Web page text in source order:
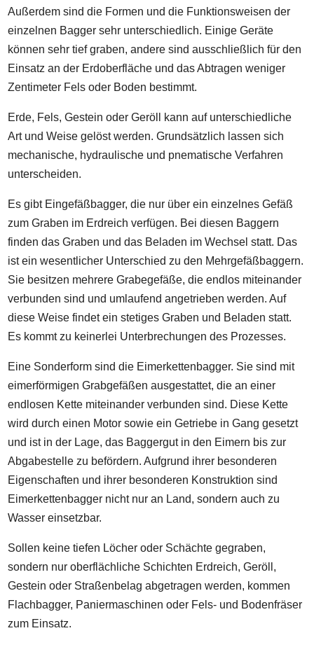
Außerdem sind die Formen und die Funktionsweisen der
einzelnen Bagger sehr unterschiedlich. Einige Geräte
können sehr tief graben, andere sind ausschließlich für den
Einsatz an der Erdoberfläche und das Abtragen weniger
Zentimeter Fels oder Boden bestimmt.
Erde, Fels, Gestein oder Geröll kann auf unterschiedliche
Art und Weise gelöst werden. Grundsätzlich lassen sich
mechanische, hydraulische und pnematische Verfahren
unterscheiden.
Es gibt Eingefäßbagger, die nur über ein einzelnes Gefäß
zum Graben im Erdreich verfügen. Bei diesen Baggern
finden das Graben und das Beladen im Wechsel statt. Das
ist ein wesentlicher Unterschied zu den Mehrgefäßbaggern.
Sie besitzen mehrere Grabegefäße, die endlos miteinander
verbunden sind und umlaufend angetrieben werden. Auf
diese Weise findet ein stetiges Graben und Beladen statt.
Es kommt zu keinerlei Unterbrechungen des Prozesses.
Eine Sonderform sind die Eimerkettenbagger. Sie sind mit
eimerförmigen Grabgefäßen ausgestattet, die an einer
endlosen Kette miteinander verbunden sind. Diese Kette
wird durch einen Motor sowie ein Getriebe in Gang gesetzt
und ist in der Lage, das Baggergut in den Eimern bis zur
Abgabestelle zu befördern. Aufgrund ihrer besonderen
Eigenschaften und ihrer besonderen Konstruktion sind
Eimerkettenbagger nicht nur an Land, sondern auch zu
Wasser einsetzbar.
Sollen keine tiefen Löcher oder Schächte gegraben,
sondern nur oberflächliche Schichten Erdreich, Geröll,
Gestein oder Straßenbelag abgetragen werden, kommen
Flachbagger, Paniermaschinen oder Fels- und Bodenfräser
zum Einsatz.